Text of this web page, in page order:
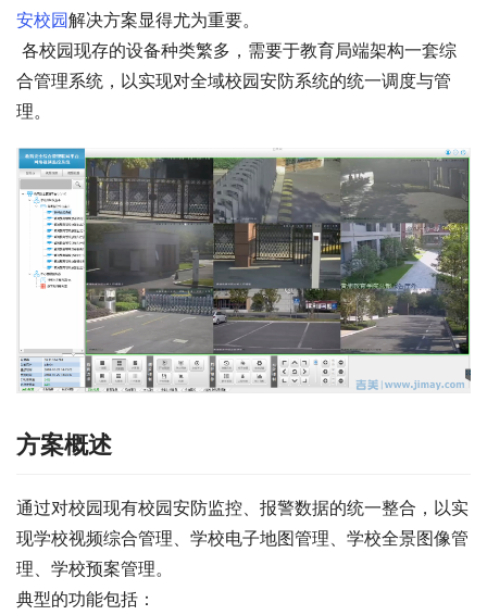
安校园解决方案显得尤为重要。
合管理系统，以实现对全域校园安防系统的统一调度与管
理。
方案概述
通过对校园现有校园安防监控、报警数据的统一整合，以实
现学校视频综合管理、学校电子地图管理、学校全景图像管
理、学校预案管理。
典型的功能包括：